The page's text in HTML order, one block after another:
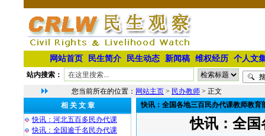
网站首页 民生简介 民生动态 新闻稿 维权经历 个人文
站内搜索：
您当前所在的位置： 网站主页 > 民办教师 > 正文
相 关 文 章
快讯：河北五百多民办代课
快讯：全国逾千名民办代课
快讯：全国各地三百民办代课教师教育
快讯：全